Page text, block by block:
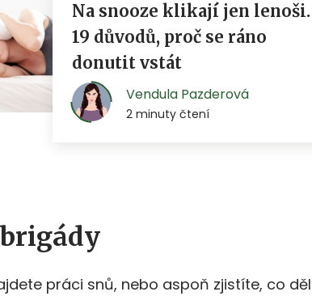
práci snů, nebo aspoň zjistíte, co